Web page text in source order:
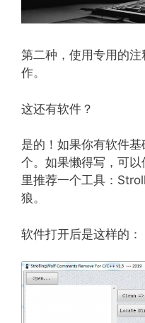
第二种，使用专用的
作。
这还有软件？
是的！如果你有软件
个。如果懒得写，可
里推荐一个工具：
狼。
软件打开后是这样的：